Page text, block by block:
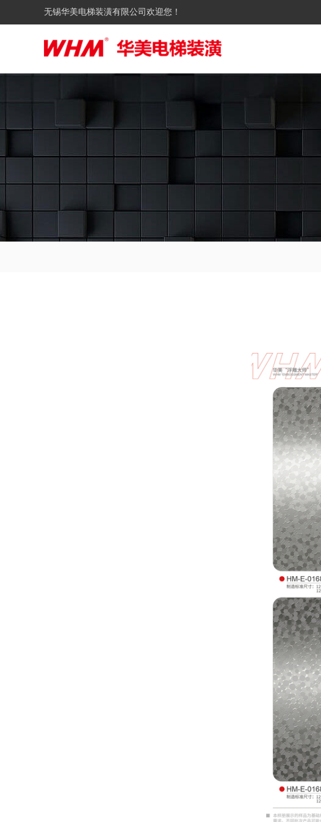
无锡华美电梯装潢有限公司欢迎您！